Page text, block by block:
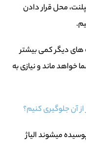
محل قرار دادن
های دیگر کمی بیشتر
خواهد ماند و نیازی به
آن جلوگیری کنیم؟
میشوند الیاژ